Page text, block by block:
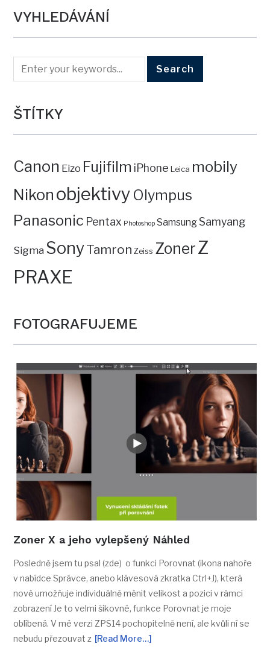
VYHLEDÁVÁNÍ
ŠTÍTKY
Canon Eizo Fujifilm iPhone Leica mobily
Nikon objektivy Olympus
Panasonic Pentax Photoshop SamsungSamyang
Sigma SonyTamron Zeiss ZonerZ
PRAXE
FOTOGRAFUJEME
Zoner X a jeho vylepšený Náhled
Posledně jsem tu psal (zde) o funkci Porovnat (ikona nahoře
v nabídce Správce, anebo klávesová zkratka Ctrl+J), která
nově umožňuje individuálně měnit velikost a pozici v rámci
zobrazení Je to velmi šikovné, funkce Porovnat je moje
oblíbená. V mé verzi ZPS14 pochopitelně není, ale kvůli ní se
nebudu přezouvat z [Read More…]